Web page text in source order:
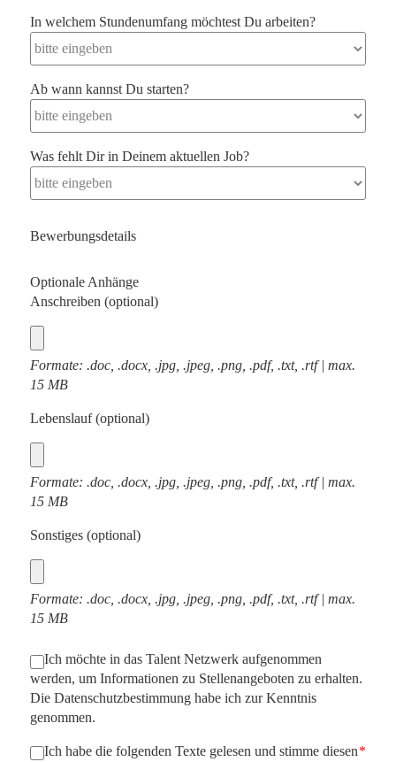
In welchem Stundenumfang möchtest Du arbeiten?
Ab wann kannst Du starten?
Was fehlt Dir in Deinem aktuellen Job?
Bewerbungsdetails
Optionale Anhänge
Anschreiben (optional)
Formate: .doc, .docx, .jpg, .jpeg, .png, .pdf, .txt, .rtf | max.
15 MB
Lebenslauf (optional)
Formate: .doc, .docx, .jpg, .jpeg, .png, .pdf, .txt, .rtf | max.
15 MB
Sonstiges (optional)
Formate: .doc, .docx, .jpg, .jpeg, .png, .pdf, .txt, .rtf | max.
15 MB
Ich möchte in das Talent Netzwerk aufgenommen
werden, um Informationen zu Stellenangeboten zu erhalten.
Die Datenschutzbestimmung habe ich zur Kenntnis
genommen.
*
Ich habe die folgenden Texte gelesen und stimme diesen